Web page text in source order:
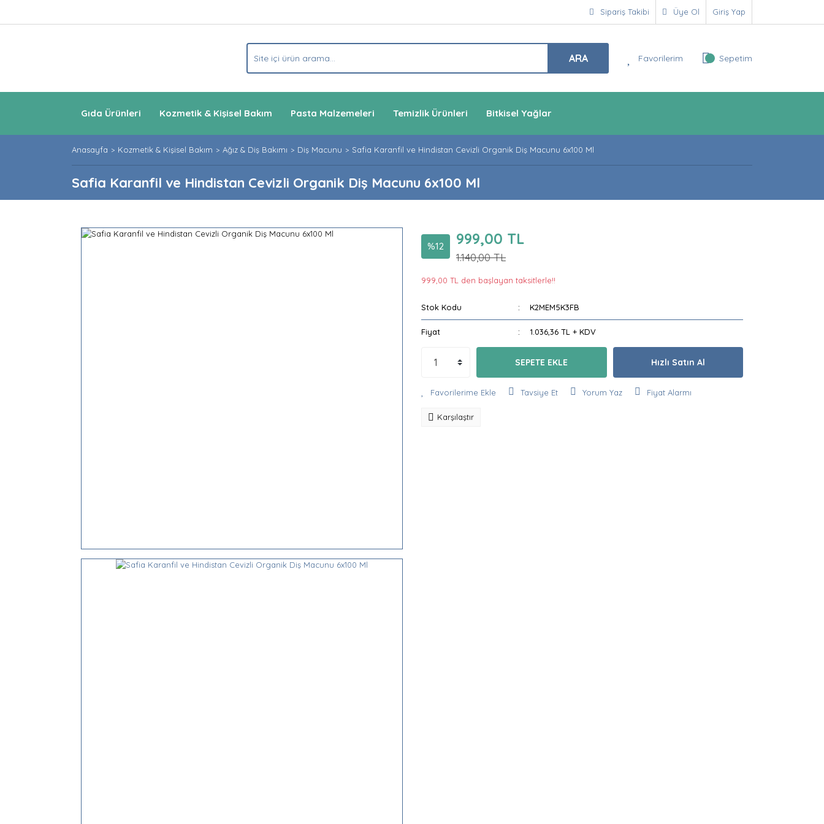
Sipariş Takibi Üye Ol Giriş Yap
ARA Favorilerim Sepetim
Gıda Ürünleri Kozmetik & Kişisel Bakım Pasta Malzemeleri Temizlik Ürünleri Bitkisel Yağlar
Anasayfa Kozmetik & Kişisel Bakım Ağız & Diş Bakımı Diş Macunu Safia Karanfil ve Hindistan Cevizli Organik Diş Macunu 6x100 Ml
Safia Karanfil ve Hindistan Cevizli Organik Diş Macunu 6x100 Ml
%12 999,00 TL
1.140,00 TL
999,00 TL den başlayan taksitlerle!!
Stok Kodu K2MEM5K3FB
Fiyat 1.036,36 TL + KDV
SEPETE EKLE Hızlı Satın Al
Tavsiye Et Yorum Yaz Fiyat Alarmı
Karşılaştır